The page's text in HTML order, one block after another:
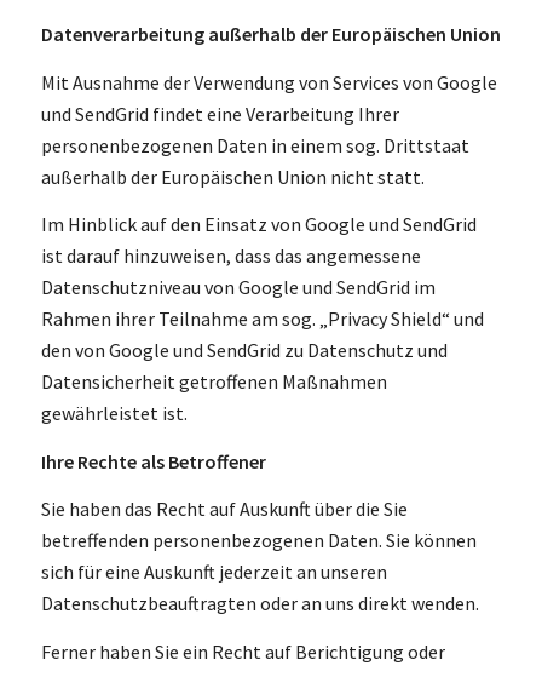
Datenverarbeitung außerhalb der Europäischen Union
Mit Ausnahme der Verwendung von Services von Google
und SendGrid findet eine Verarbeitung Ihrer
personenbezogenen Daten in einem sog. Drittstaat
außerhalb der Europäischen Union nicht statt.
Im Hinblick auf den Einsatz von Google und SendGrid
ist darauf hinzuweisen, dass das angemessene
Datenschutzniveau von Google und SendGrid im
Rahmen ihrer Teilnahme am sog. „Privacy Shield“ und
den von Google und SendGrid zu Datenschutz und
Datensicherheit getroffenen Maßnahmen
gewährleistet ist.
Ihre Rechte als Betroffener
Sie haben das Recht auf Auskunft über die Sie
betreffenden personenbezogenen Daten. Sie können
sich für eine Auskunft jederzeit an unseren
Datenschutzbeauftragten oder an uns direkt wenden.
Ferner haben Sie ein Recht auf Berichtigung oder